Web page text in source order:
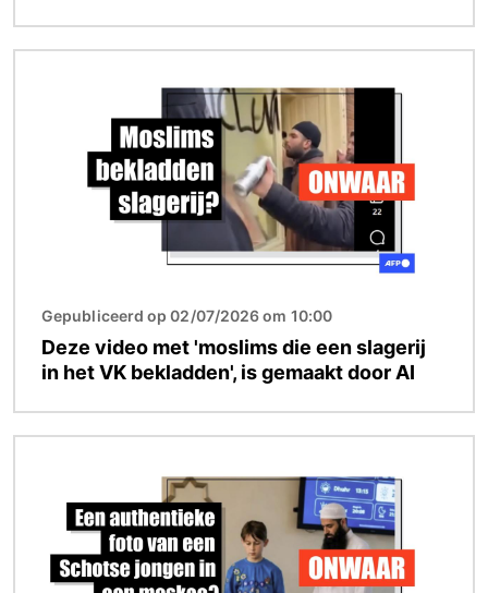
Gepubliceerd op 02/07/2026 om 10:00
Deze video met 'moslims die een slagerij
in het VK bekladden', is gemaakt door AI